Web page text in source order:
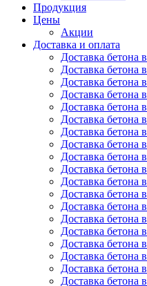
Продукция
Цены
Акции
Доставка и оплата
Доставка бетона
Доставка бетона
Доставка бетона
Доставка бетона
Доставка бетона
Доставка бетона
Доставка бетона
Доставка бетона
Доставка бетона
Доставка бетона
Доставка
Доставка бетона
Доставка бетона
Доставка бетона
Доставка бетона
Доставка бетона
Доставка бетона
Доставка бетона
Доставка бетона